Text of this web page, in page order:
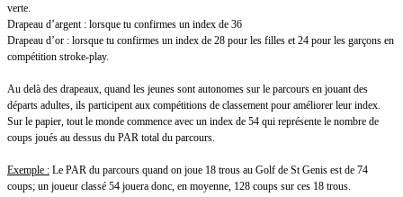
verte.
Drapeau d’argent : lorsque tu confirmes un index de 36
Drapeau d’or : lorsque tu confirmes un index de 28 pour les filles et 24 pour les garçons en
compétition stroke-play.
Au delà des drapeaux, quand les jeunes sont autonomes sur le parcours en jouant des
départs adultes, ils participent aux compétitions de classement pour améliorer leur index.
Sur le papier, tout le monde commence avec un index de 54 qui représente le nombre de
coups joués au dessus du PAR total du parcours.
Exemple : Le PAR du parcours quand on joue 18 trous au Golf de St Genis est de 74
coups; un joueur classé 54 jouera donc, en moyenne, 128 coups sur ces 18 trous.